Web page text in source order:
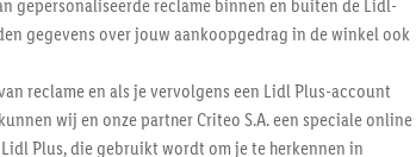
gepersonaliseerde reclame binnen en buiten de Lidl-
gegevens over jouw aankoopgedrag in de winkel ook
reclame en als je vervolgens een Lidl Plus-account
wij en onze partner Criteo S.A. een speciale online
Plus, die gebruikt wordt om je te herkennen in